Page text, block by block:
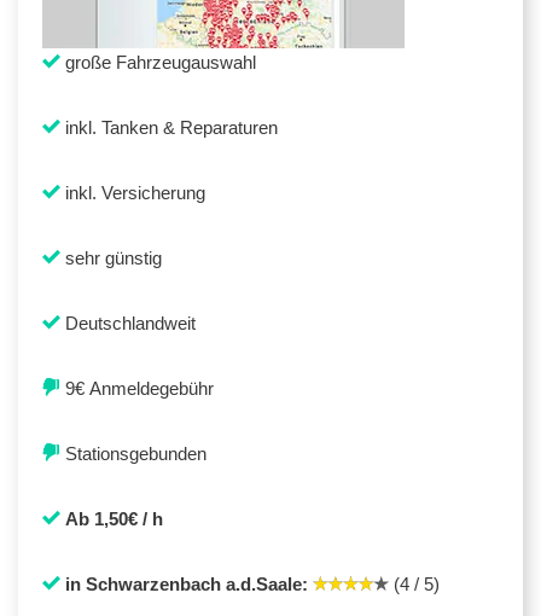
große Fahrzeugauswahl
inkl. Tanken & Reparaturen
inkl. Versicherung
sehr günstig
Deutschlandweit
9€ Anmeldegebühr
Stationsgebunden
Ab 1,50€ / h
in Schwarzenbach a.d.Saale: (4 / 5)